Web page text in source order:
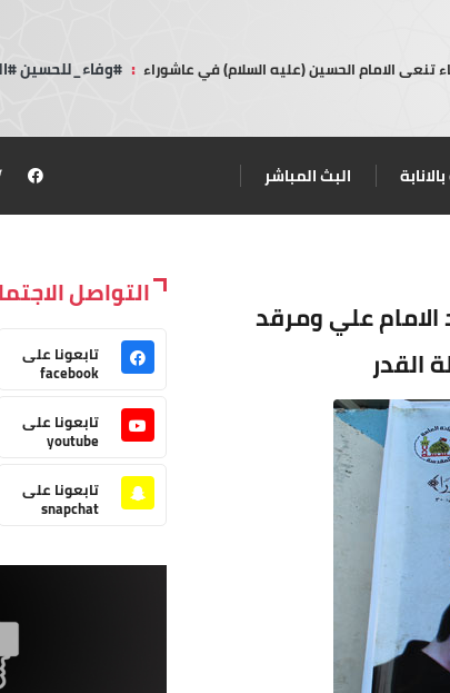
تنعى الامام الحسين (عليه السلام) في عاشوراء : #وفاء_للحسين
البث المباشر
الامام علي ومرقد
القدر
التواصل
تابعونا على
facebook
تابعونا على
youtube
تابعونا على
snapchat